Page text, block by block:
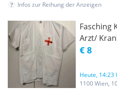
Infos zur Reihung der Anzeigen
Fasching
Arzt/
Doktor für
€ 8
Heute, 14:23
1100 Wien,